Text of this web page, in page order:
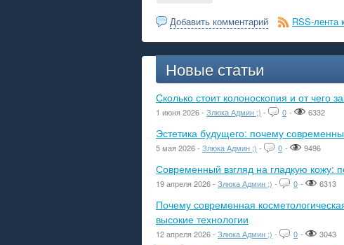
Добавить комментарий RSS-лента
Новые статьи
Сколько стоит колоноскопия и от чего
1 июня 2026 - Злюка Админ ;) - 0 - 6332
Эстетика будущего: почему
5 мая 2026 - Злюка Админ ;) - 0 - 9496
Современный взгляд на гладкую кожу:
19 апреля 2026 - Злюка Админ ;) - 0 - 6313
Почему современная
высокие технологии
12 апреля 2026 - Злюка Админ ;) - 0 - 3043